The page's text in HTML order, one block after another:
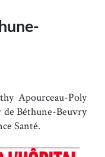
Apourceau-Poly
de Béthune-Beuvry
Santé.